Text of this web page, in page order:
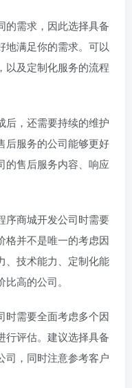
的需求，因此选择具备
地满足你的需求。可以
以及定制化服务的流程
后，还需要持续的维护
后服务的公司能够更好
的售后服务内容、响应
序商城开发公司时需要
格并不是唯一的考虑因
、技术能力、定制化能
高的公司。
时需要全面考虑多个因
行评估。建议选择具备
司，同时注意参考客户